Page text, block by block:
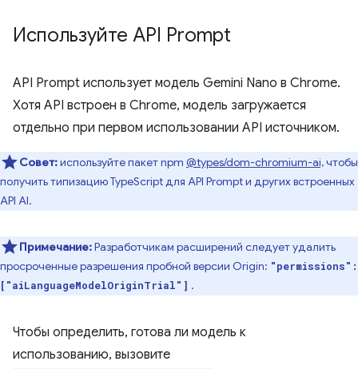
Используйте API Prompt
API Prompt использует модель Gemini Nano в Chrome.
Хотя API встроен в Chrome, модель загружается
отдельно при первом использовании API источником.
Совет:используйте пакет npm @types/dom-chromium-ai,чтобы
получить типизацию TypeScript для API Prompt и других встроенных
API AI.
Примечание:Разработчикам расширений следует удалить
просроченные разрешения пробной версии Origin: "permissions":
["aiLanguageModelOriginTrial"] .
Чтобы определить, готова ли модель к
использованию, вызовите